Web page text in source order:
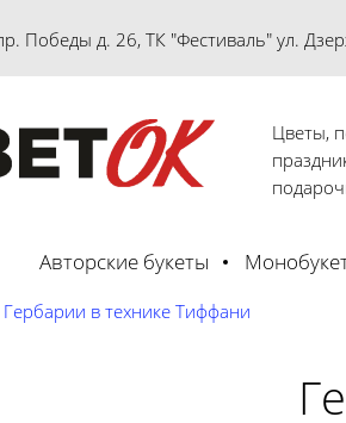
Победы д. 26, ТК "Фестиваль" ул.
Цветы,
Авторские букеты
Гербарии в технике Тиффани